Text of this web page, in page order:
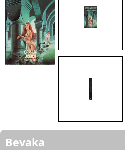
Bevaka